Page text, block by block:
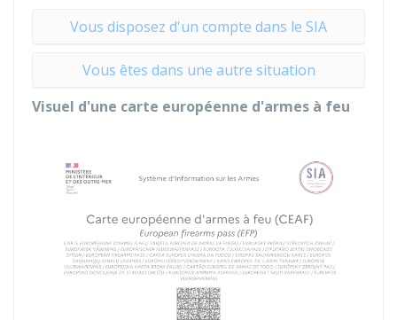
Vous disposez d'un compte dans le SIA
Vous êtes dans une autre situation
Visuel d'une carte européenne d'armes à feu